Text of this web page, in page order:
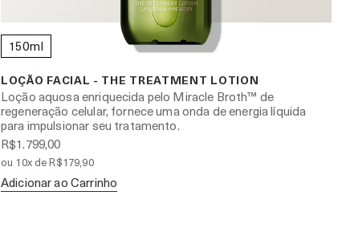
150ml
LOÇÃO FACIAL - THE TREATMENT LOTION
Loção aquosa enriquecida pelo Miracle Broth™ de
regeneração celular, fornece uma onda de energia líquida
para impulsionar seu tratamento.
R$1.799,00
ou 10x de R$179,90
Adicionar ao Carrinho